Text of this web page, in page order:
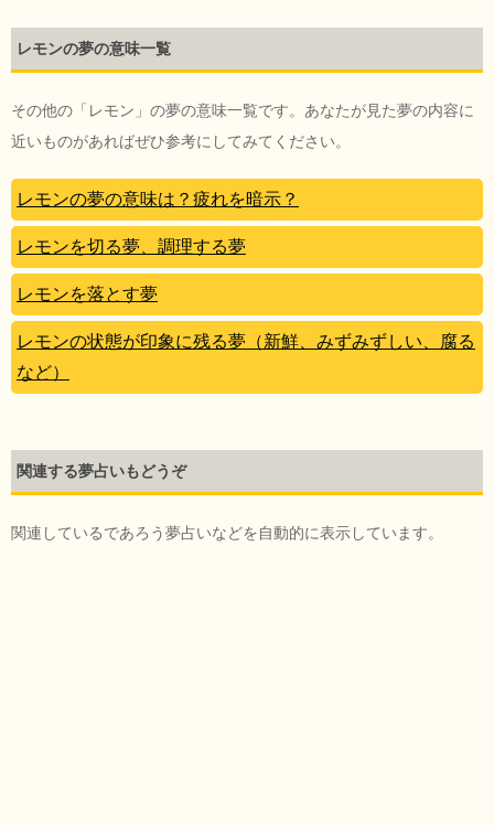
レモンの夢の意味一覧
その他の「レモン」の夢の意味一覧です。あなたが見た夢の内容に
近いものがあればぜひ参考にしてみてください。
レモンの夢の意味は？疲れを暗示？
レモンを切る夢、調理する夢
レモンを落とす夢
レモンの状態が印象に残る夢（新鮮、みずみずしい、腐る
など）
関連する夢占いもどうぞ
関連しているであろう夢占いなどを自動的に表示しています。